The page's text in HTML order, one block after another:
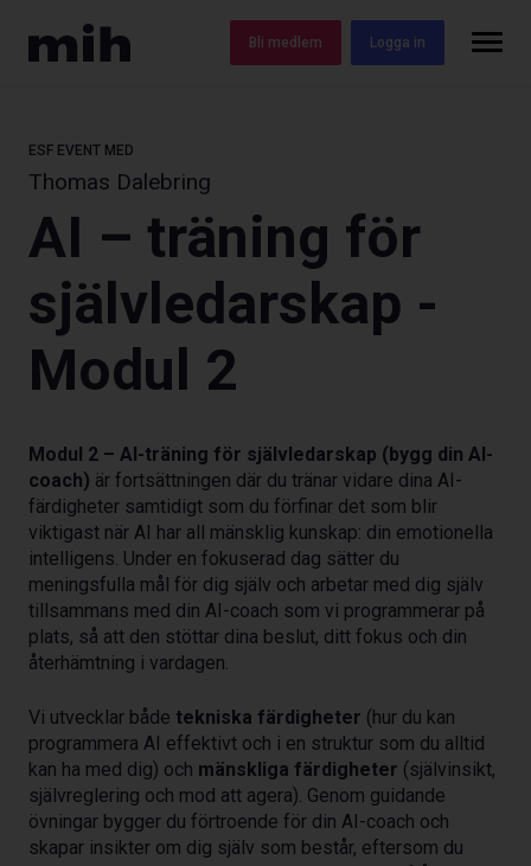
Bli medlem Logga in
ESF EVENT MED
Thomas Dalebring
AI – träning för
självledarskap -
Modul 2
Modul 2 – AI-träning för självledarskap (bygg din AI-
coach) är fortsättningen där du tränar vidare dina AI-
färdigheter samtidigt som du förfinar det som blir
viktigast när AI har all mänsklig kunskap: din emotionella
intelligens. Under en fokuserad dag sätter du
meningsfulla mål för dig själv och arbetar med dig själv
tillsammans med din AI-coach som vi programmerar på
plats, så att den stöttar dina beslut, ditt fokus och din
återhämtning i vardagen.
Vi utvecklar både tekniska färdigheter (hur du kan
programmera AI effektivt och i en struktur som du alltid
kan ha med dig) och mänskliga färdigheter (självinsikt,
självreglering och mod att agera). Genom guidande
övningar bygger du förtroende för din AI-coach och
skapar insikter om dig själv som består, eftersom du